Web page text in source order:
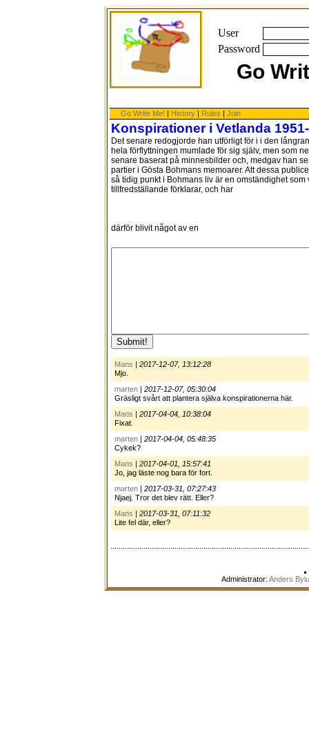
User
Password
Go
Go Write Me! | History | Rules | Join
Konspirationer i Vetlanda
Det senare redogjorde han utförligt för i i den
hela förflyttningen mumlade för sig själv, men som
senare baserat på minnesbilder och, medgav han
partier i Gösta Bohmans memoarer. Att dessa
så tidig punkt i Bohmans liv är en omständighet som
tillfredställande förklarar, och har
därför blivit något av en
Mans | 2017-12-07, 13:12:28
Mjo.
marten | 2017-12-07, 05:30:04
Gräsligt svårt att plantera själva konspirationerna här.
Mans | 2017-04-04, 10:38:04
Fixat.
marten | 2017-04-04, 05:48:35
Cykek?
Mans | 2017-04-01, 15:57:41
Jo, jag läste nog bara för fort.
marten | 2017-03-31, 07:27:43
Njaej. Tror det blev rätt. Eller?
Mans | 2017-03-31, 07:11:32
Lite fel där, eller?
Administrator: Anders